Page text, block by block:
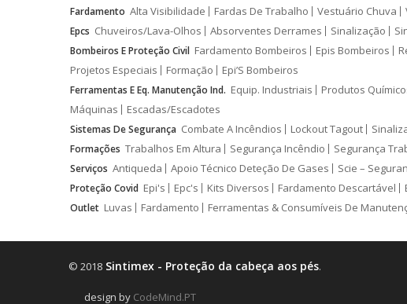
Fardamento Alta Visibilidade Fardas De Trabalho Vestuário Chuva
Epcs Chuveiros/Lava-Olhos Absorventes Derrames Sinalização
Bombeiros E Proteção Civil Fardamento Bombeiros Epis Bombeiros
Projetos Especiais
Formação Epi’S Bombeiros
Ferramentas E Eq. Manutenção Ind. Equip. Industriais Produtos
Máquinas
Escadas/Escadotes
Sistemas De Segurança Combate A Incêndios Lockout Tagout
Formações Trabalhos Em Altura Segurança Incêndio Segurança
Serviços Antiqueda Apoio Técnico Deteção De Gases Scie –
Proteção Covid Epi's Epc's Kits Diversos Fardamento Descartável
Outlet Luvas Fardamento Ferramentas & Consumíveis De
© 2018 Sintimex - Proteção da cabeça aos pés.
design by CodeMind.PT